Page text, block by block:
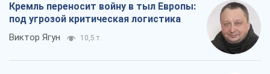
Кремль переносит войну в тыл Европы:
под угрозой критическая логистика
Виктор Ягун 10,5 т.